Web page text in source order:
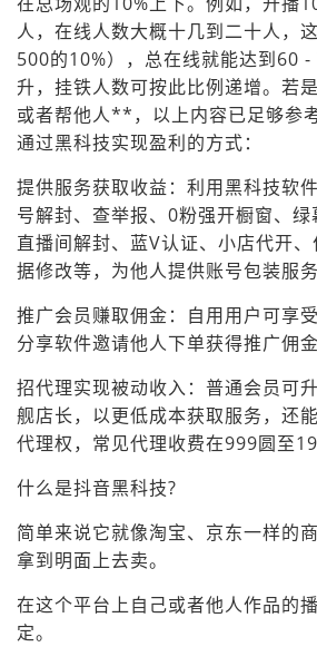
人，在线人数大概十几到二十人，
500的10%），总在线就能达到60
升，挂铁人数可按此比例递增。若
或者帮他人**，以上内容已足够参
通过黑科技实现盈利的方式：
提供服务获取收益：利用黑科技软
号解封、查举报、0粉强开橱窗、绿
直播间解封、蓝V认证、小店代开
据修改等，为他人提供账号包装服务
推广会员赚取佣金：自用用户可享
分享软件邀请他人下单获得推广佣金
招代理实现被动收入：普通会员可
舰店长，以更低成本获取服务，还
代理权，常见代理收费在999圆至
什么是抖音黑科技?
简单来说它就像淘宝、京东一样的
拿到明面上去卖。
在这个平台上自己或者他人作品的
定。